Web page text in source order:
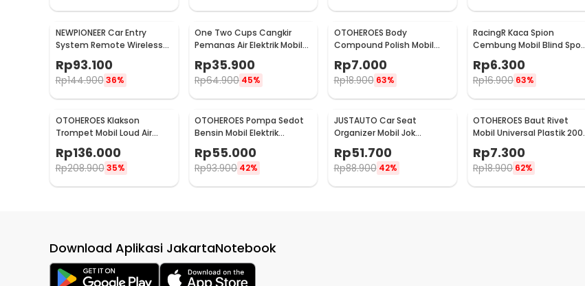
NEWPIONEER Car Entry
System Remote Wireless
12V Door Lock Mobil - CK18
Rp93.100
Rp144.900 36%
One Two Cups Cangkir
Pemanas Air Elektrik Mobil
Travel Mug 450ml - NJ88
Rp35.900
Rp64.900 45%
OTOHEROES Body
Compound Polish Mobil
with Spons - YYC-508
Rp7.000
Rp18.900 63%
RacingR Kaca Spion
Cembung Mobil Blind Spot
Wide Angle 50mm 2 Pcs -
J0027
Rp6.300
Rp16.900 63%
OTOHEROES Klakson
Trompet Mobil Loud Air
Horn 150dB 12V - JD4001
Rp136.000
Rp208.900 35%
OTOHEROES Pompa Sedot
Bensin Mobil Elektrik
12V - CT-14
Rp55.000
Rp93.900 42%
JUSTAUTO Car Seat
Organizer Mobil Jok
Barang Tisu - Z-354
Rp51.700
Rp88.900 42%
OTOHEROES Baut Rivet
Mobil Universal Plastik 200
PCS - PE02
Rp7.300
Rp18.900 62%
Download Aplikasi JakartaNotebook